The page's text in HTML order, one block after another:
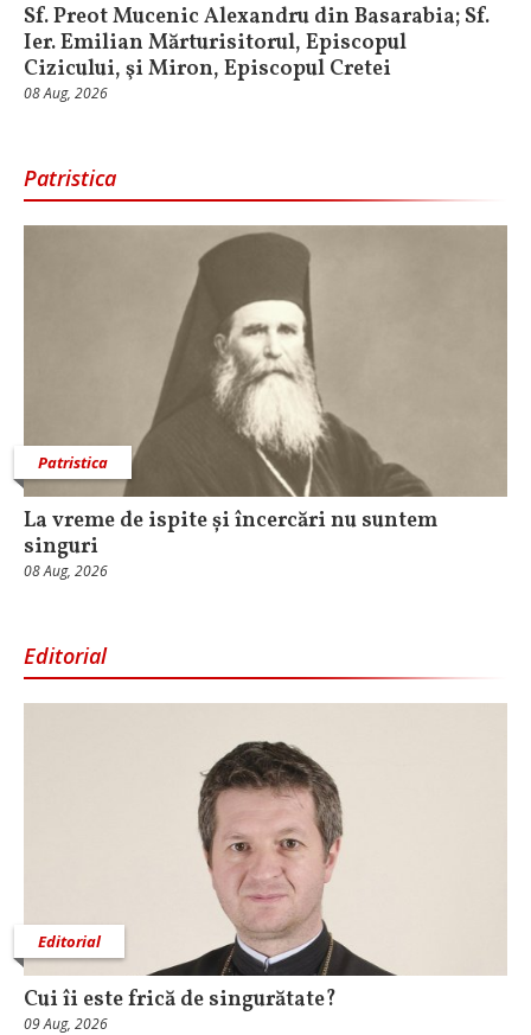
Sf. Preot Mucenic Alexandru din Basarabia; Sf.
Ier. Emilian Mărturisitorul, Episcopul
Cizicului, şi Miron, Episcopul Cretei
08 Aug, 2026
Patristica
Patristica
La vreme de ispite și încercări nu suntem
singuri
08 Aug, 2026
Editorial
Editorial
Cui îi este frică de singurătate?
09 Aug, 2026